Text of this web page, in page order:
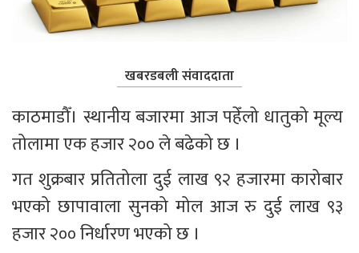
खबरडबली संवाददाता
काठमाडौँ। स्थानीय बजारमा आज पहेँलो धातुको मूल्य
तोलामा एक हजार २०० ले बढेको छ ।
गत शुक्रबार प्रतितोला दुई लाख ९२ हजारमा कारोबार
भएको छापावाला सुनको मोल आज रु दुई लाख ९३
हजार २०० निर्धारण भएको छ ।